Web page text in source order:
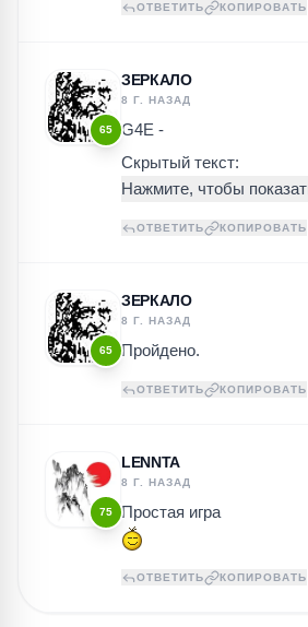
ОТВЕТИТЬ КОПИРОВАТЬ
65
ЗЕРКАЛО
8 Г. НАЗАД
G4E -
Скрытый текст:
ОТВЕТИТЬ КОПИРОВАТЬ
65
ЗЕРКАЛО
8 Г. НАЗАД
Пройдено.
ОТВЕТИТЬ КОПИРОВАТЬ
75
LENNTA
8 Г. НАЗАД
Простая игра
ОТВЕТИТЬ КОПИРОВАТЬ